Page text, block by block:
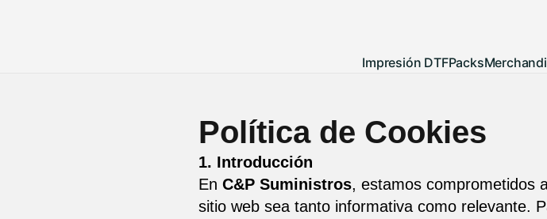
Impresión DTFPacks
Política de Cookies
1. Introducción
En C&P Suministros, estamos comprometidos
sitio web sea tanto informativa como relevante.